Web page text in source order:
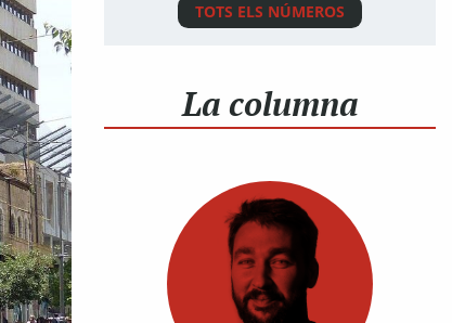
TOTS ELS NÚMEROS
La columna